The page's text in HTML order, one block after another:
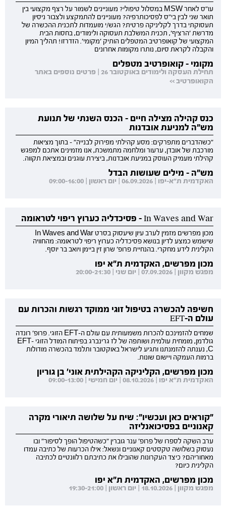
עו"ס לאחר MSW במסלול טיפולי? מעוניינים לשמור על רצף מקצועי בין
תואר שני לבין בי"ס לפסיכותרפיה? מעוניינים להתמקצע ולצבור ניסיון
תעסוקתי בדרך לקליניקה פרטית? הגש/י מועמדות לתכנית ההכשרה של
מדרשת 'הרציף', תכנית המשלבת תעסוקה ולימודים, בחסות הבית
המקצועי של קואופרטיב המטפלים הותיק 'מקומי'. הזדרזו! תהליך המיון
והקבלה לקראת סיום, נותרו מקומות אחרונים
מקומי - קואופרטיב מטפלים
תחילת העסקה ולימודים באוקטובר 26 | פרטים נוספים באתר
הקואופרטיב >>
כנס קהילה מצילה חיים - הכנס השנתי של תנועת
מש"ה למניעת אובדנות
"כשהדברים מתפרקים: מסע קהילתי מפירוק לבנייה" - בתוך מציאות
מורכבת של אובדן, ערעור ומלחמה מתמשכת, אנו מזמינים אתכם למפגש
קהילתי מעמיק העוסק במניעת אובדנות, ביצירת עוגנים ובמציאת תקווה.
מש"ה - מילים שעושות הבדל
האקדמית ת"א-יפו | 06.09.2026 | יום ראשון | 09:00-16:00
In Waves and War - פסיכדליה כערוץ ריפוי לטראומה
מכון מפרשים מזמין לערב עיון שיעסוק בסרט In Waves and War
שישמש כמצע לדיון בנושא פסיכדליה כערוץ ריפוי לטראומה: מהחוויה
הקלינית לידע מחקרי. בהנחיית פרופ' שרון זין ביימן ויואב בר יוסף.
מכון מפרשים, האקדמית ת"א יפו
מפגש מקוון | 07.09.2026 | יום שני | 20:00-21:30
חשיפה להכשרה בטיפול זוגי ממוקד רגשות והכרות עם
עולם ה-EFT
שמחים להזמינכם להכרות משמעותית עם עולם ה-EFT הזוגי. פרופ' רונדה
גולדמן, מומחית עולמית ושותפה של לז גרינברג בפיתוח המודל הזוגי EFT-
C, נענתה להזמנתנו ותגיע לישראל באוקטובר ותלמד בהכשרה מודולות
ברמות העמקה ויישום שונות.
מכון מפרשים, הקליניקה הקהילתית אוני' בן גוריון
האקדמית ת"א יפו | 08.10.2026 | יום חמישי | 09:00-13:00
"קוראים כאן ועכשיו": שיח על שלושה תיאורי מקרה
קאנוניים בפסיכואנליזה
ערב השקה לספרו של פרופ' ענר גוברין "כשהטיפול הופך לסיפור" ובו
נעסוק בשלושה טקסטים קאנוניים ונשאל: אילו הכרעות של כתיבה עמדו
מאחוריהם? כיצד העקרונות שהובילו את כתיבתם רלוונטיים לכתיבה
הקלינית כיום?
מכון מפרשים, האקדמית ת"א יפו
מפגש מקוון | 18.10.2026 | יום ראשון | 19:30-21:00